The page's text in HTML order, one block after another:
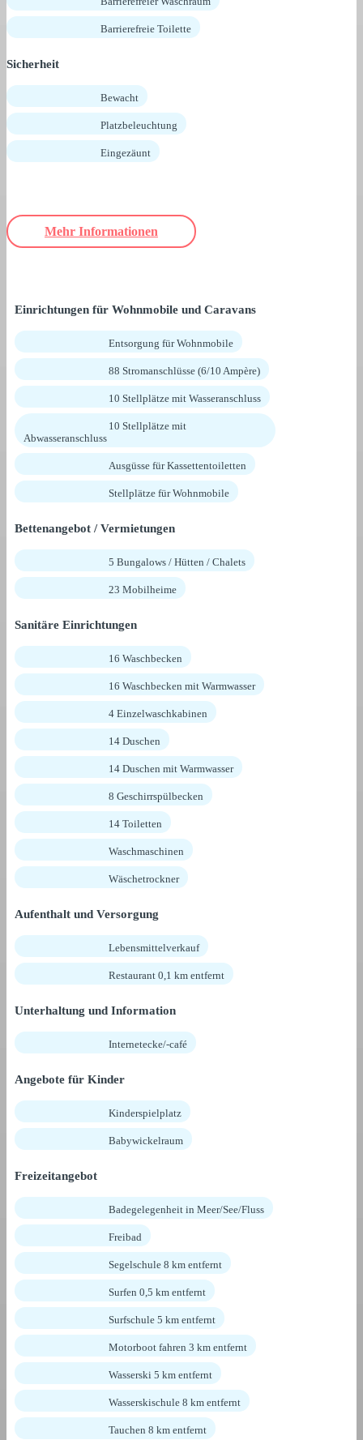
Barrierefreie Toilette
Sicherheit
Bewacht
Platzbeleuchtung
Eingezäunt
Mehr Informationen
Einrichtungen für Wohnmobile und Caravans
Entsorgung für Wohnmobile
88 Stromanschlüsse (6/10 Ampère)
10 Stellplätze mit Wasseranschluss
10 Stellplätze mit
Abwasseranschluss
Ausgüsse für Kassettentoiletten
Stellplätze für Wohnmobile
Bettenangebot / Vermietungen
5 Bungalows / Hütten / Chalets
23 Mobilheime
Sanitäre Einrichtungen
16 Waschbecken
16 Waschbecken mit Warmwasser
4 Einzelwaschkabinen
14 Duschen
14 Duschen mit Warmwasser
8 Geschirrspülbecken
14 Toiletten
Waschmaschinen
Wäschetrockner
Aufenthalt und Versorgung
Lebensmittelverkauf
Restaurant 0,1 km entfernt
Unterhaltung und Information
Internetecke/-café
Angebote für Kinder
Kinderspielplatz
Babywickelraum
Freizeitangebot
Badegelegenheit in Meer/See/Fluss
Freibad
Segelschule 8 km entfernt
Surfen 0,5 km entfernt
Surfschule 5 km entfernt
Motorboot fahren 3 km entfernt
Wasserski 5 km entfernt
Wasserskischule 8 km entfernt
Tauchen 8 km entfernt